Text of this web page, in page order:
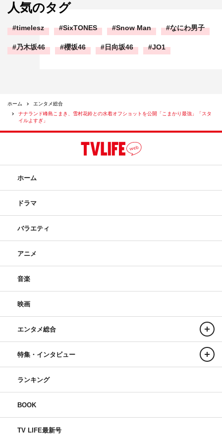
人気のタグ
timelesz SixTONES Snow Man なにわ男子
乃木坂46 櫻坂46 日向坂46 JO1
ホーム
エンタメ総合
ナナランド峰島こまき、雪村花鈴との水着オフショットを公開「こまかり最強」「スタ
イルよすぎ」
ホーム
ドラマ
バラエティ
アニメ
音楽
映画
エンタメ総合
特集・インタビュー
ランキング
BOOK
TV LIFE最新号